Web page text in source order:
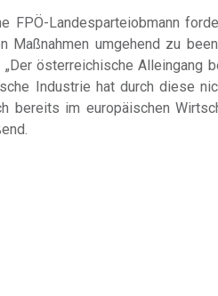
FPÖ-Landesparteiobmann
Maßnahmen umgehend zu
österreichische Alleingang
Industrie hat durch diese
bereits im europäischen